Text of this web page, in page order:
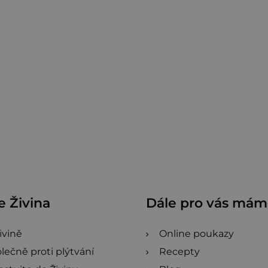
Živina
proti plýtvání
Dále pro vás
Online poukazy
Recepty